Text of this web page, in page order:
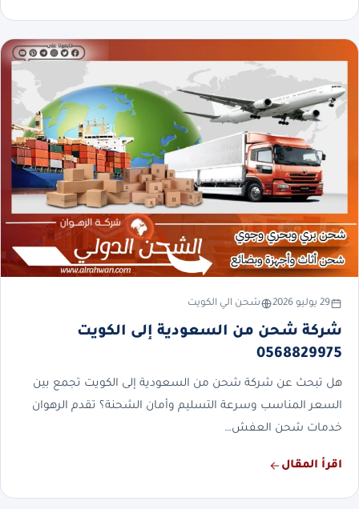
29 يوليو 2026 شحن الي الكويت
شركة شحن من السعودية إلى الكويت
0568829975
هل تبحث عن شركة شحن من السعودية إلى الكويت تجمع بين
السعر المناسب وسرعة التسليم وأمان الشحنة؟ تقدم الرهوان
خدمات شحن العفش…
اقرأ المقال